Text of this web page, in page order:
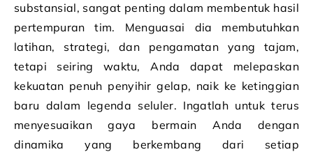
substansial, sangat penting dalam membentuk hasil
pertempuran tim. Menguasai dia membutuhkan
latihan, strategi, dan pengamatan yang tajam,
tetapi seiring waktu, Anda dapat melepaskan
kekuatan penuh penyihir gelap, naik ke ketinggian
baru dalam legenda seluler. Ingatlah untuk terus
menyesuaikan gaya bermain Anda dengan
dinamika yang berkembang dari setiap